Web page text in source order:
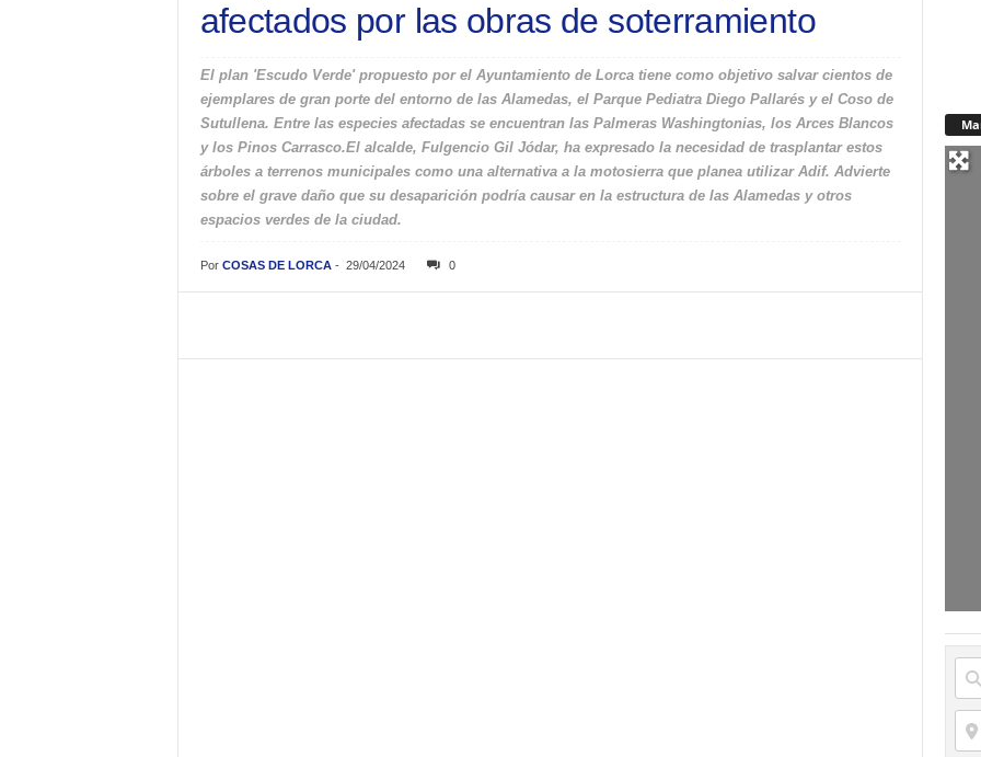
afectados por las obras de soterramiento
El plan 'Escudo Verde' propuesto por el Ayuntamiento de Lorca tiene como objetivo salvar cientos de
ejemplares de gran porte del entorno de las Alamedas, el Parque Pediatra Diego Pallarés y el Coso de
Sutullena. Entre las especies afectadas se encuentran las Palmeras Washingtonias, los Arces Blancos
y los Pinos Carrasco.El alcalde, Fulgencio Gil Jódar, ha expresado la necesidad de trasplantar estos
árboles a terrenos municipales como una alternativa a la motosierra que planea utilizar Adif. Advierte
sobre el grave daño que su desaparición podría causar en la estructura de las Alamedas y otros
espacios verdes de la ciudad.
Por COSAS DE LORCA- 29/04/2024 0